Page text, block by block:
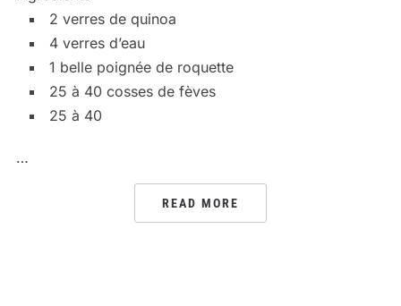
2 verres de quinoa
4 verres d’eau
1 belle poignée de roquette
25 à 40 cosses de fèves
25 à 40
…
READ MORE